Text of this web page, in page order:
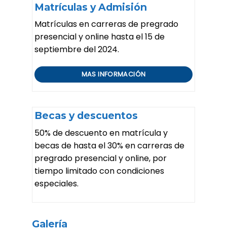
Matrículas y Admisión
Matrículas en carreras de pregrado
presencial y online hasta el 15 de
septiembre del 2024.
MAS INFORMACIÓN
Becas y descuentos
50% de descuento en matrícula y
becas de hasta el 30% en carreras de
pregrado presencial y online, por
tiempo limitado con condiciones
especiales.
Galería